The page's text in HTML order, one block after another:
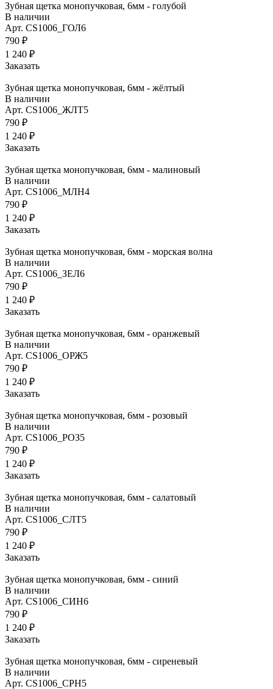
Зубная щетка монопучковая, 6мм - голубой
В наличии
Арт. CS1006_ГОЛ6
790 ₽
1 240 ₽
Заказать
Зубная щетка монопучковая, 6мм - жёлтый
В наличии
Арт. CS1006_ЖЛТ5
790 ₽
1 240 ₽
Заказать
Зубная щетка монопучковая, 6мм - малиновый
В наличии
Арт. CS1006_МЛН4
790 ₽
1 240 ₽
Заказать
Зубная щетка монопучковая, 6мм - морская волна
В наличии
Арт. CS1006_ЗЕЛ6
790 ₽
1 240 ₽
Заказать
Зубная щетка монопучковая, 6мм - оранжевый
В наличии
Арт. CS1006_ОРЖ5
790 ₽
1 240 ₽
Заказать
Зубная щетка монопучковая, 6мм - розовый
В наличии
Арт. CS1006_РОЗ5
790 ₽
1 240 ₽
Заказать
Зубная щетка монопучковая, 6мм - салатовый
В наличии
Арт. CS1006_СЛТ5
790 ₽
1 240 ₽
Заказать
Зубная щетка монопучковая, 6мм - синий
В наличии
Арт. CS1006_СИН6
790 ₽
1 240 ₽
Заказать
Зубная щетка монопучковая, 6мм - сиреневый
В наличии
Арт. CS1006_СРН5